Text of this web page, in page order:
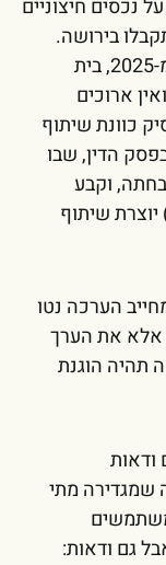
נכסים חיצוניים
בירושה.
מ-2025, בית
ארוכים
כוונת שיתוף
הדין, שבו
וקבע
שיתוף
הערכה נטו
אלא את הערך
תהיה הוגנת
ודאות
שמגדירה מתי
גם ודאות: